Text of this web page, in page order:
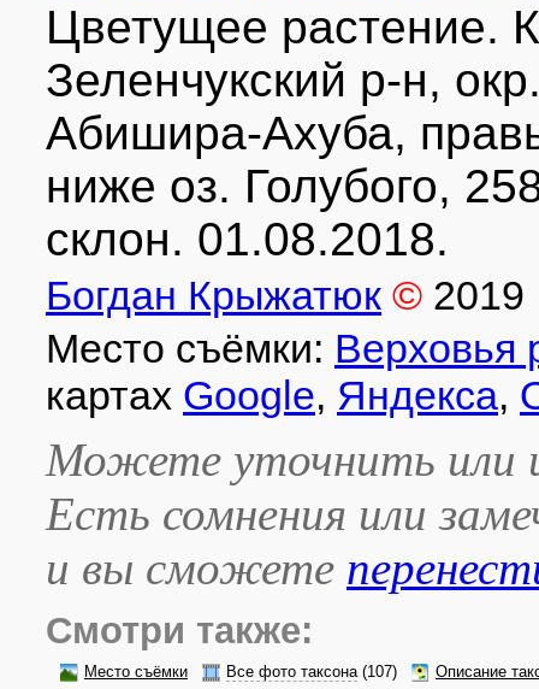
Цветущее растение.
Зеленчукский р-н,
Абишира-Ахуба,
ниже оз. Голубого,
склон. 01.08.2018.
Богдан Крыжатюк © 2019
Место съёмки: Верховья
картах Google, Яндекса,
Можете уточнить или
Есть сомнения или
и вы сможете
Смотри также:
Место съёмки Все фото таксона(107) Описание